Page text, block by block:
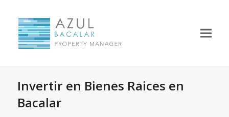
Invertir en Bienes Raices en
Bacalar